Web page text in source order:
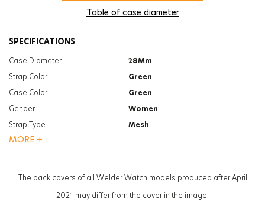
Table of case diameter
SPECIFICATIONS
Case Diameter :
28Mm
Strap Color
:
Green
Case Color
:
Green
Gender
:
Women
Strap Type
:
Mesh
Case Thickness
Glass Feature
Photochromic
MORE +
The back covers of all Welder Watch models produced after April
2021 may differ from the cover in the image.